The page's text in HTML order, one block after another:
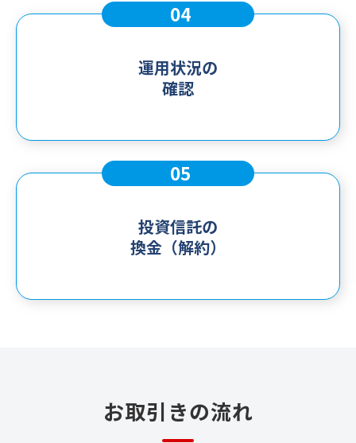
04
運用状況の
確認
05
投資信託の
換金（解約）
お取引きの流れ